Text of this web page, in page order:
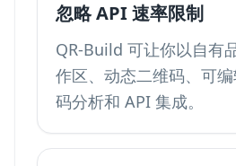
忽略 API 速率限制
QR-Build 可让你以自有
作区、动态二维码、可
码分析和 API 集成。